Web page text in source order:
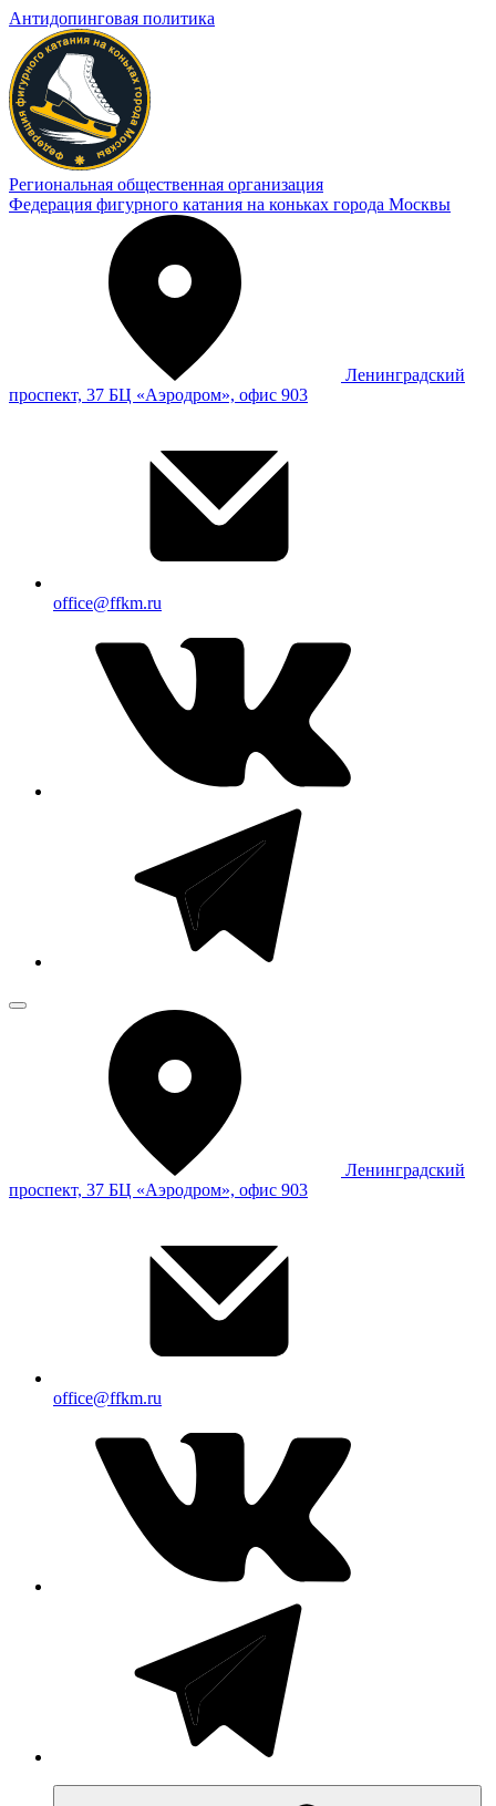
Антидопинговая политика
Региональная общественная организация
Федерация фигурного катания на коньках города Москвы
Ленинградский
проспект, 37 БЦ «Аэродром», офис 903
office@ffkm.ru
Ленинградский
проспект, 37 БЦ «Аэродром», офис 903
office@ffkm.ru